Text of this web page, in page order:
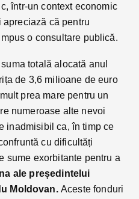
într-un context economic
că pentru
o consultare publică.
totală alocată anul
de 3,6 milioane de euro
prea mare pentru un
numeroase alte nevoi
inadmisibil ca, în timp ce
cu dificultăți
sume exorbitante pentru a
ale președintelui
Moldovan. Aceste fonduri